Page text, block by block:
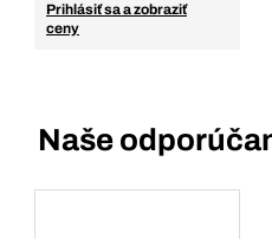
Prihlásiť sa a zobraziť
ceny
Naše